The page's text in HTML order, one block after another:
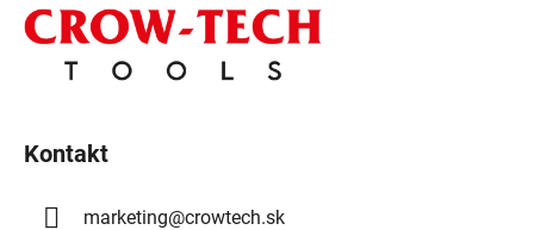
Kontakt
marketing@crowtech.sk